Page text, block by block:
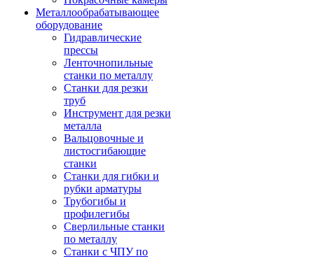
Металлообрабатывающее
оборудование
Гидравлические
прессы
Ленточнопильные
станки по металлу
Станки для резки
труб
Инструмент для резки
металла
Вальцовочные и
листосгибающие
станки
Станки для гибки и
рубки арматуры
Трубогибы и
профилегибы
Сверлильные станки
по металлу
Станки с ЧПУ по